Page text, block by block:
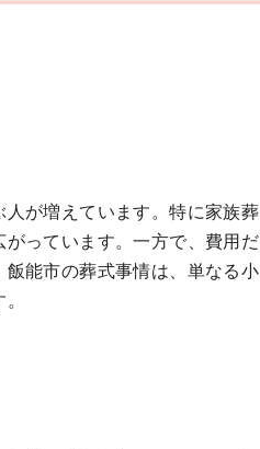
が増えています。特に家族葬
っています。一方で、費用だ
能市の葬式事情は、単なる小